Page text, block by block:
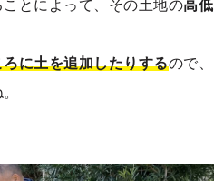
とによって、その土地の高低
に土を追加したりするので、